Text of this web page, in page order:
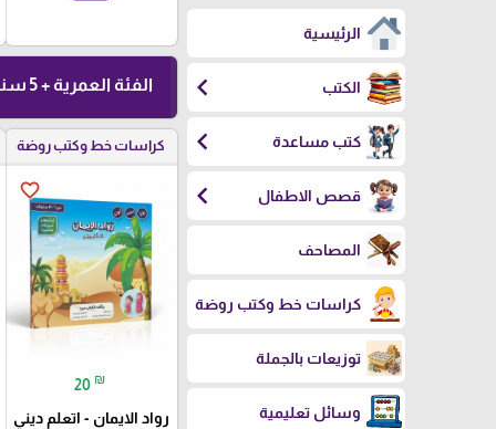
الرئيسية
الكتب chevron_left
كتب مساعدة chevron_left
قصص الاطفال chevron_left
المصاحف
كراسات خط وكتب روضة
توزيعات بالجملة
وسائل تعليمية
الفئة العمرية + 5 سنوات
كراسات خط وكتب روضة
favorite_border
20 ₪
رواد الايمان - اتعلم ديني